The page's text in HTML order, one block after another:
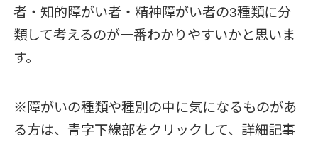
者・知的障がい者・精神障がい者の3種類に分
類して考えるのが一番わかりやすいかと思いま
す。
※障がいの種類や種別の中に気になるものがあ
る方は、青字下線部をクリックして、詳細記事